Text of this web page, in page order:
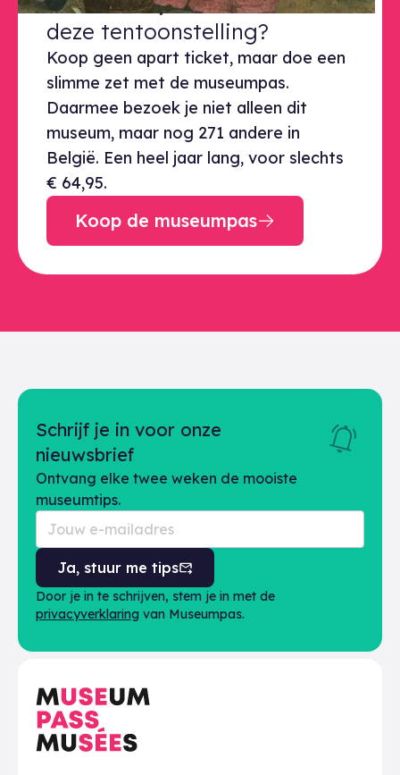
deze tentoonstelling?
Koop geen apart ticket, maar doe een
slimme zet met de museumpas.
Daarmee bezoek je niet alleen dit
museum, maar nog 271 andere in
België. Een heel jaar lang, voor slechts
€ 64,95.
Koop de museumpas
Schrijf je in voor onze
nieuwsbrief
Ontvang elke twee weken de mooiste
museumtips.
Ja, stuur me tips
Door je in te schrijven, stem je in met de
privacyverklaring van Museumpas.